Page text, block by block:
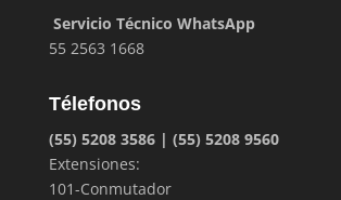
Servicio Técnico WhatsApp
55 2563 1668
Télefonos
(55) 5208 3586 | (55) 5208 9560
Extensiones:
101-Conmutador